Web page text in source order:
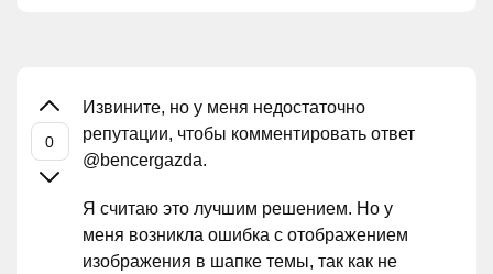
Извините, но у меня недостаточно
репутации, чтобы комментировать ответ
@bencergazda.
Я считаю это лучшим решением. Но у
меня возникла ошибка с отображением
изображения в шапке темы, так как не